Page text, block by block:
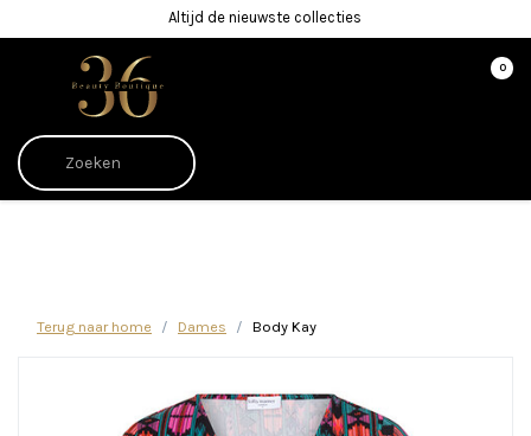
Altijd de nieuwste collecties
0
Terug naar home Dames Body Kay